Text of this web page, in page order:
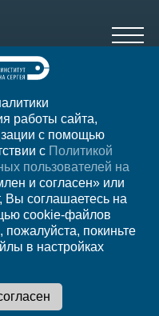
300
23.00
на
работы сайта,
с помощью
с Политикой
пользователей на
и согласен» или
Вы соглашаетесь на
cookie-файлов
покиньте
в настройках